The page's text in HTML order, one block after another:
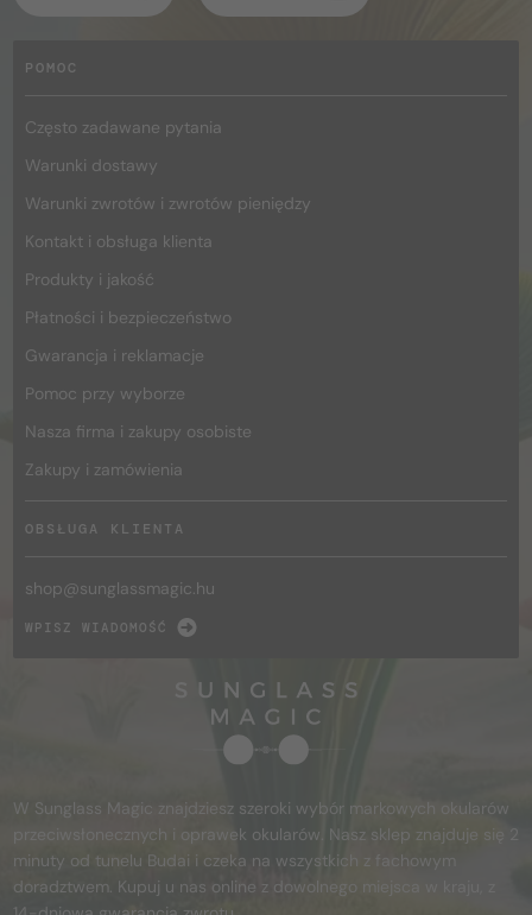
POMOC
Często zadawane pytania
Warunki dostawy
Warunki zwrotów i zwrotów pieniędzy
Kontakt i obsługa klienta
Produkty i jakość
Płatności i bezpieczeństwo
Gwarancja i reklamacje
Pomoc przy wyborze
Nasza firma i zakupy osobiste
Zakupy i zamówienia
OBSŁUGA KLIENTA
shop@sunglassmagic.hu
WPISZ WIADOMOŚĆ
W Sunglass Magic znajdziesz szeroki wybór markowych okularów
przeciwsłonecznych i oprawek okularów. Nasz sklep znajduje się 2
minuty od tunelu Budai i czeka na wszystkich z fachowym
doradztwem. Kupuj u nas online z dowolnego miejsca w kraju, z